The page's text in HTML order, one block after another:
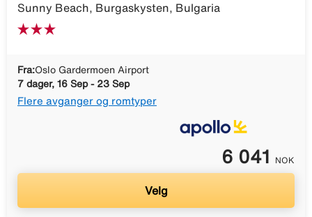
Sunny Beach, Burgaskysten, Bulgaria
Fra:Oslo Gardermoen Airport
7 dager, 16 Sep - 23 Sep
Flere avganger og romtyper
6 041 NOK
Velg